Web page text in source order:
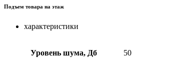
Подъем товара на этаж
характеристики
Уровень шума, Дб 50